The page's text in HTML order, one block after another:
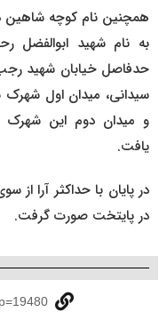
حدفاصل خیابان شهید رجب
سیدانی، میدان اول شهرک
و میدان دوم این شهرک به
یافت.
در پایتخت صورت گرفت.
?p=19480